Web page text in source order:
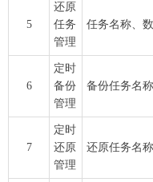
5
还原
任务
管理
任务名称、
6
定时
备份
管理
备份任务名
7
定时
还原
管理
还原任务名